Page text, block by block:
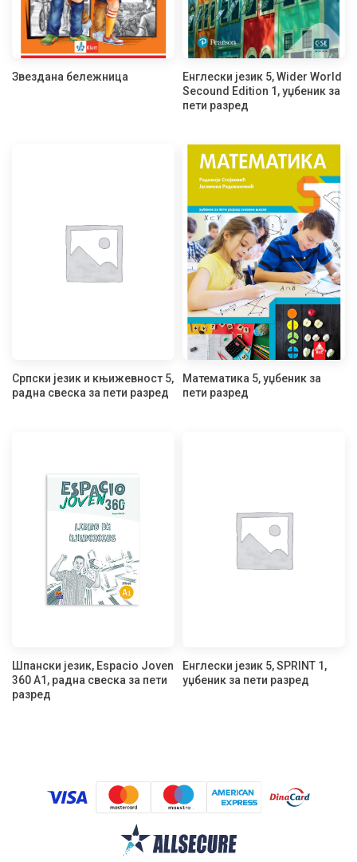
Звездана бележница
Енглески језик 5, Wider World
Secound Edition 1, уџбеник за
пети разред
Српски језик и књижевност 5,
радна свеска за пети разред
Математика 5, уџбеник за
пети разред
Шпански језик, Espacio Joven
360 A1, радна свеска за пети
разред
Енглески језик 5, SPRINT 1,
уџбеник за пети разред